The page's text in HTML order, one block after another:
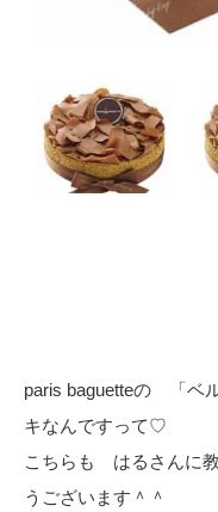
paris baguetteの 「ベ
キなんですって♡
こちらも はるさんに
うございます＾＾